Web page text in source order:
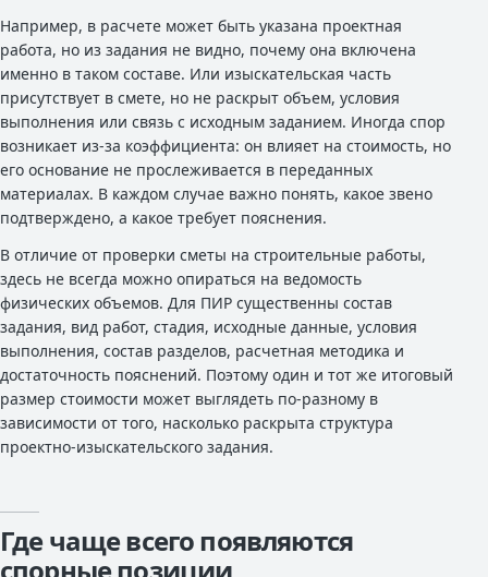
Например, в расчете может быть указана проектная
работа, но из задания не видно, почему она включена
именно в таком составе. Или изыскательская часть
присутствует в смете, но не раскрыт объем, условия
выполнения или связь с исходным заданием. Иногда спор
возникает из-за коэффициента: он влияет на стоимость, но
его основание не прослеживается в переданных
материалах. В каждом случае важно понять, какое звено
подтверждено, а какое требует пояснения.
В отличие от проверки сметы на строительные работы,
здесь не всегда можно опираться на ведомость
физических объемов. Для ПИР существенны состав
задания, вид работ, стадия, исходные данные, условия
выполнения, состав разделов, расчетная методика и
достаточность пояснений. Поэтому один и тот же итоговый
размер стоимости может выглядеть по-разному в
зависимости от того, насколько раскрыта структура
проектно-изыскательского задания.
Где чаще всего появляются